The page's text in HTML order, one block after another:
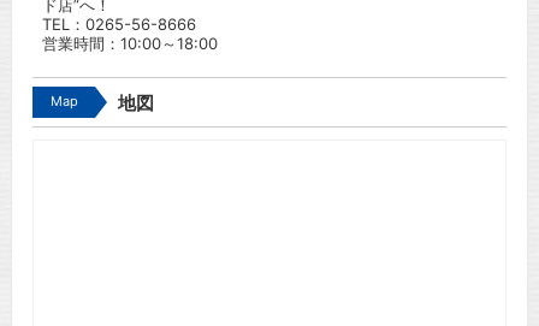
ド店”へ！
TEL： 0265-56-8666
営業時間：10:00～18:00
Map 地図